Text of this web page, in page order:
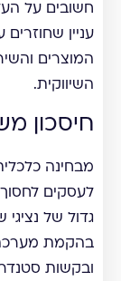
חשובים על
עניין
המוצרים
השיווקית.
חיסכון
מבחינה
לעסקים
גדול של
בהקמת
ובקשות